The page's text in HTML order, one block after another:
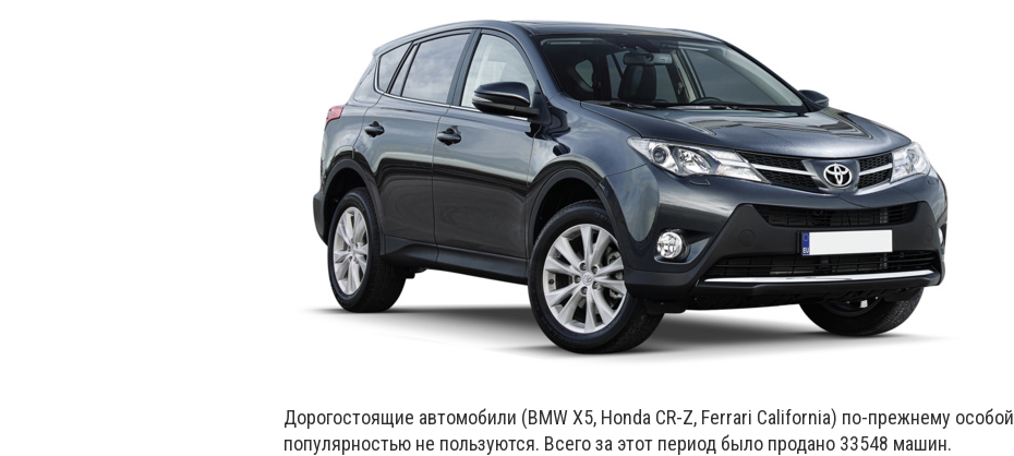
Дорогостоящие автомобили (BMW X5, Honda CR-Z, Ferrari California) по-прежнему особой
популярностью не пользуются. Всего за этот период было продано 33548 машин.